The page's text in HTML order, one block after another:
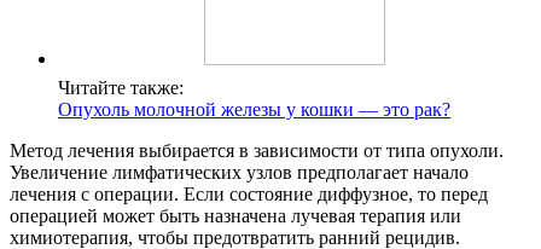
Читайте также:
Опухоль молочной железы у кошки — это рак?
Метод лечения выбирается в зависимости от типа опухоли.
Увеличение лимфатических узлов предполагает начало
лечения с операции. Если состояние диффузное, то перед
операцией может быть назначена лучевая терапия или
химиотерапия, чтобы предотвратить ранний рецидив.